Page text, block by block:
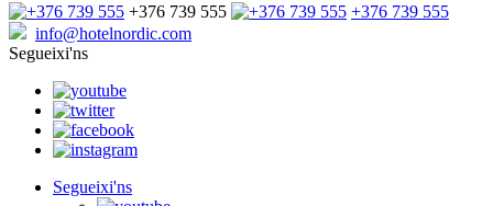
+376 739 555
+376 739 555
info@hotelnordic.com
Segueixi'ns
Segueixi'ns